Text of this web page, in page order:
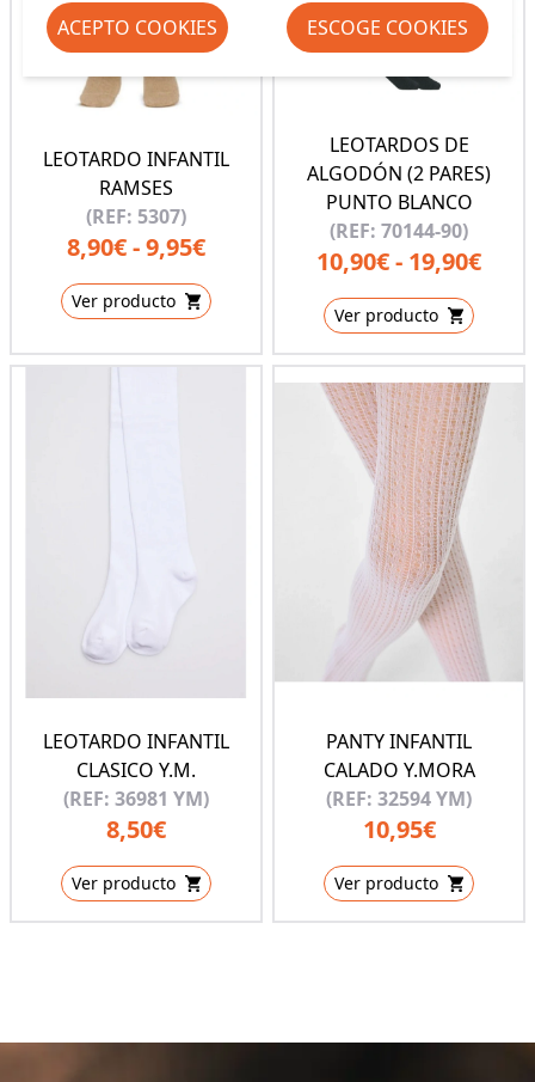
LEOTARDO INFANTIL
RAMSES
(REF: 5307)
8,90€ - 9,95€
Ver producto
LEOTARDOS DE
ALGODÓN (2 PARES)
PUNTO BLANCO
(REF: 70144-90)
10,90€ - 19,90€
Ver producto
LEOTARDO INFANTIL
CLASICO Y.M.
(REF: 36981 YM)
8,50€
Ver producto
PANTY INFANTIL
CALADO Y.MORA
(REF: 32594 YM)
10,95€
Ver producto
ACEPTO COOKIES ESCOGE COOKIES